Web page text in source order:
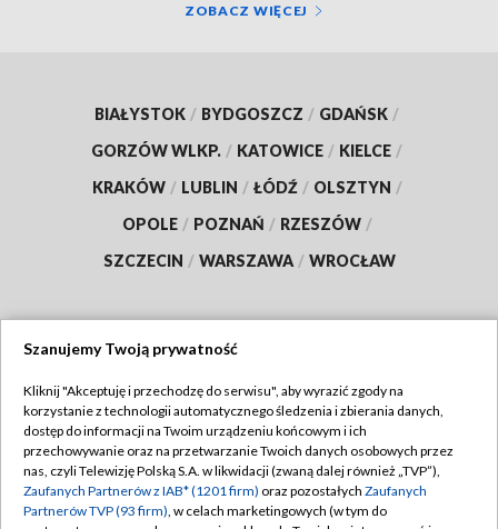
ZOBACZ WIĘCEJ
BIAŁYSTOK / BYDGOSZCZ / GDAŃSK /
GORZÓW WLKP. / KATOWICE / KIELCE /
KRAKÓW / LUBLIN / ŁÓDŹ / OLSZTYN /
OPOLE / POZNAŃ / RZESZÓW /
SZCZECIN / WARSZAWA / WROCŁAW
TVP
Abonament TVP
Emisja w TVP
Centrum informacji TVP
Regulamin TVP
Polityka prywatności
Szanujemy Twoją prywatność
Kliknij "Akceptuję i przechodzę do serwisu", aby wyrazić zgody na
korzystanie z technologii automatycznego śledzenia i zbierania danych,
dostęp do informacji na Twoim urządzeniu końcowym i ich
przechowywanie oraz na przetwarzanie Twoich danych osobowych przez
nas, czyli Telewizję Polską S.A. w likwidacji (zwaną dalej również „TVP”),
Zaufanych Partnerów z IAB* (1201 firm) oraz pozostałych Zaufanych
Partnerów TVP (93 firm), w celach marketingowych (w tym do